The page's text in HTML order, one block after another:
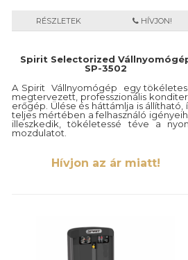
RÉSZLETEK HÍVJON!
Spirit Selectorized
SP-3502
A Spirit Vállnyomógép egy
megtervezett, professzionális
erőgép. Ülése és háttámlja is állítható,
teljes mértében a felhasználó
illeszkedik, tökéletessé téve a
mozdulatot.
Hívjon az ár miatt!